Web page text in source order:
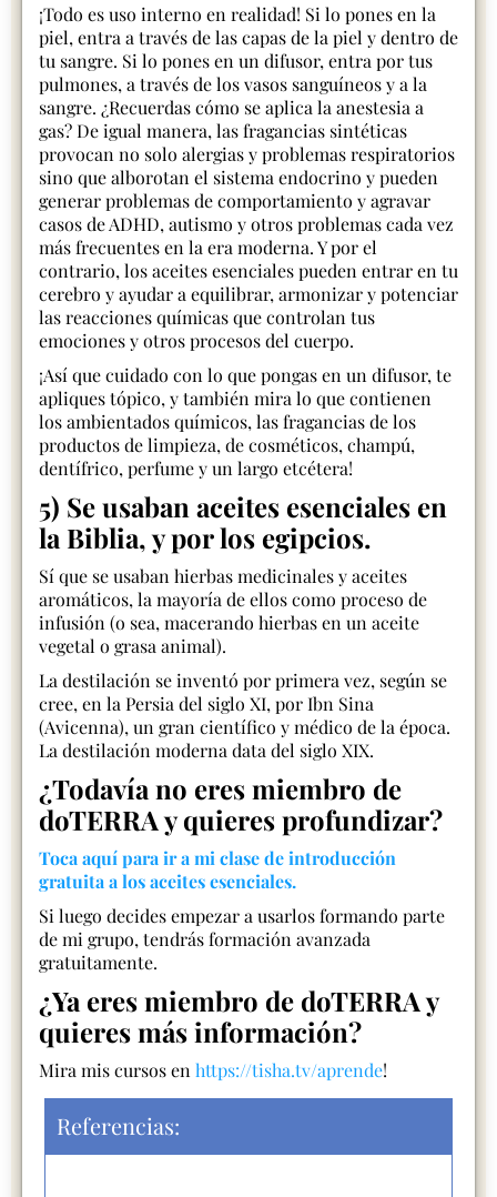
¡Todo es uso interno en realidad! Si lo pones en la
piel, entra a través de las capas de la piel y dentro de
tu sangre. Si lo pones en un difusor, entra por tus
pulmones, a través de los vasos sanguíneos y a la
sangre. ¿Recuerdas cómo se aplica la anestesia a
gas? De igual manera, las fragancias sintéticas
provocan no solo alergias y problemas respiratorios
sino que alborotan el sistema endocrino y pueden
generar problemas de comportamiento y agravar
casos de ADHD, autismo y otros problemas cada vez
más frecuentes en la era moderna. Y por el
contrario, los aceites esenciales pueden entrar en tu
cerebro y ayudar a equilibrar, armonizar y potenciar
las reacciones químicas que controlan tus
emociones y otros procesos del cuerpo.
¡Así que cuidado con lo que pongas en un difusor, te
apliques tópico, y también mira lo que contienen
los ambientados químicos, las fragancias de los
productos de limpieza, de cosméticos, champú,
dentífrico, perfume y un largo etcétera!
5) Se usaban aceites esenciales en
la Biblia, y por los egipcios.
Sí que se usaban hierbas medicinales y aceites
aromáticos, la mayoría de ellos como proceso de
infusión (o sea, macerando hierbas en un aceite
vegetal o grasa animal).
La destilación se inventó por primera vez, según se
cree, en la Persia del siglo XI, por Ibn Sina
(Avicenna), un gran científico y médico de la época.
La destilación moderna data del siglo XIX.
¿Todavía no eres miembro de
doTERRA y quieres profundizar?
Toca aquí para ir a mi clase de introducción
gratuita a los aceites esenciales.
Si luego decides empezar a usarlos formando parte
de mi grupo, tendrás formación avanzada
gratuitamente.
¿Ya eres miembro de doTERRA y
quieres más información?
Mira mis cursos en https://tisha.tv/aprende!
Referencias: